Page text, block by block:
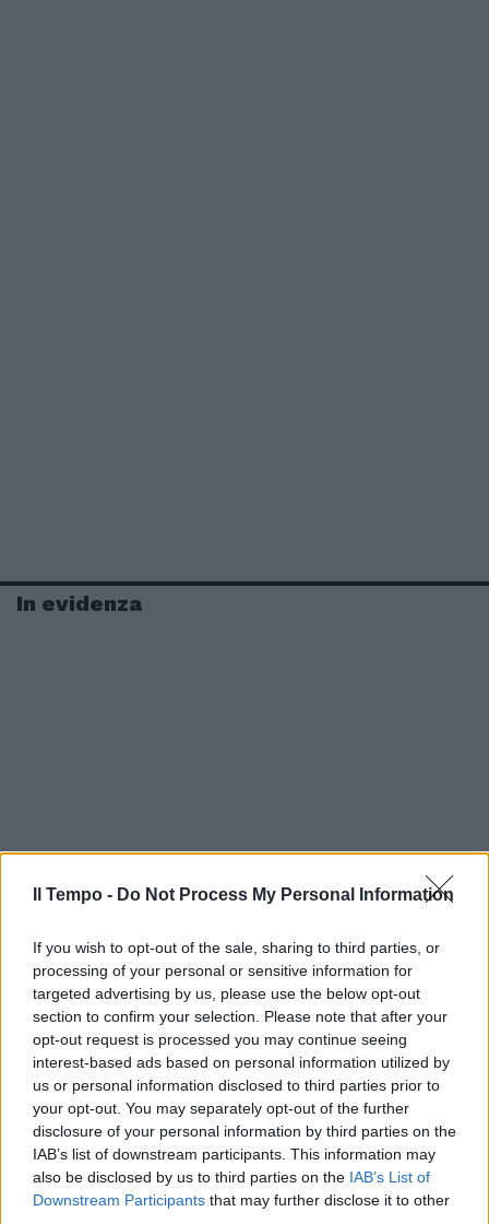
Il Tempo - Do Not Process My Personal Information
If you wish to opt-out of the sale, sharing to third parties, or
processing of your personal or sensitive information for
targeted advertising by us, please use the below opt-out
section to confirm your selection. Please note that after your
opt-out request is processed you may continue seeing
interest-based ads based on personal information utilized by
us or personal information disclosed to third parties prior to
your opt-out. You may separately opt-out of the further
disclosure of your personal information by third parties on the
IAB’s list of downstream participants. This information may
also be disclosed by us to third parties on the IAB’s List of
Downstream Participants that may further disclose it to other
In evidenza